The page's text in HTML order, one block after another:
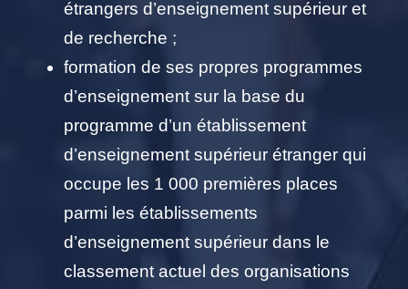
étrangers d’enseignement supérieur et
de recherche ;
formation de ses propres programmes
d’enseignement sur la base du
programme d’un établissement
d’enseignement supérieur étranger qui
occupe les 1 000 premières places
parmi les établissements
d’enseignement supérieur dans le
classement actuel des organisations